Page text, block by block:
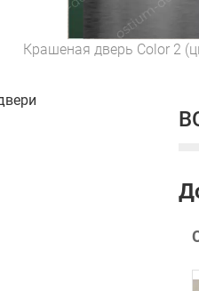
Крашеная дверь Color 2